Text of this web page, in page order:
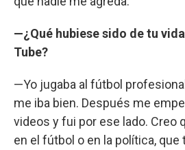
—¿Qué hubiese sido de tu
Tube?
—Yo jugaba al fútbol
me iba bien. Después me
videos y fui por ese lado. Creo
en el fútbol o en la política, que